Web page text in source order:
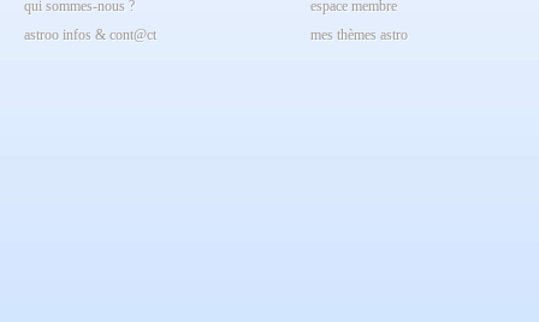
qui sommes-nous ?
astroo infos & cont@ct
espace membre
mes thèmes astro